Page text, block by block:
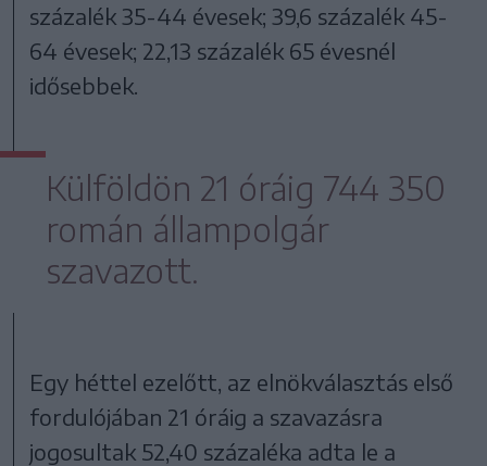
százalék 35-44 évesek; 39,6 százalék 45-
64 évesek; 22,13 százalék 65 évesnél
idősebbek.
Külföldön 21 óráig 744 350
román állampolgár
szavazott.
Egy héttel ezelőtt, az elnökválasztás első
fordulójában 21 óráig a szavazásra
jogosultak 52,40 százaléka adta le a